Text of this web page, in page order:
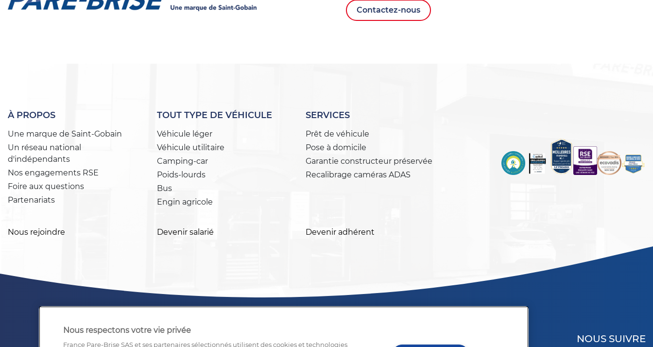
Contactez-nous
À PROPOS
Une marque de Saint-Gobain
Un réseau national
d'indépendants
Nos engagements RSE
Foire aux questions
Partenariats
TOUT TYPE DE VÉHICULE
Véhicule léger
Véhicule utilitaire
Camping-car
Poids-lourds
Bus
Engin agricole
SERVICES
Prêt de véhicule
Pose à domicile
Garantie constructeur préservée
Recalibrage caméras ADAS
Nous rejoindre Devenir salarié Devenir adhérent
NOUS SUIVRE
Nous respectons votre vie privée
France Pare-Brise SAS et ses partenaires sélectionnés utilisent des cookies et technologies